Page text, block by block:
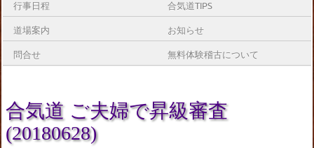
行事日程 合気道TIPS
道場案内 お知らせ
問合せ 無料体験稽古について
合気道 ご夫婦で昇級審査
(20180628)